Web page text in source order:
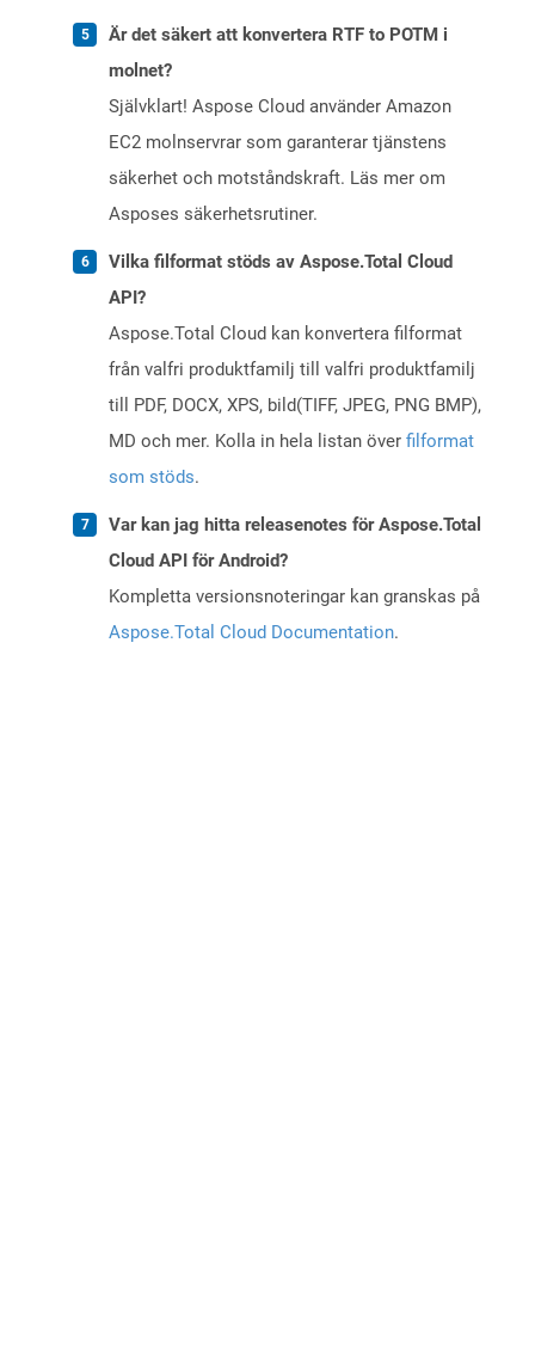
Är det säkert att konvertera RTF to POTM i
molnet?
Självklart! Aspose Cloud använder Amazon
EC2 molnservrar som garanterar tjänstens
säkerhet och motståndskraft. Läs mer om
Asposes säkerhetsrutiner.
Vilka filformat stöds av Aspose.Total Cloud
API?
Aspose.Total Cloud kan konvertera filformat
från valfri produktfamilj till valfri produktfamilj
till PDF, DOCX, XPS, bild(TIFF, JPEG, PNG BMP),
MD och mer. Kolla in hela listan över filformat
som stöds.
Var kan jag hitta releasenotes för Aspose.Total
Cloud API för Android?
Kompletta versionsnoteringar kan granskas på
Aspose.Total Cloud Documentation.